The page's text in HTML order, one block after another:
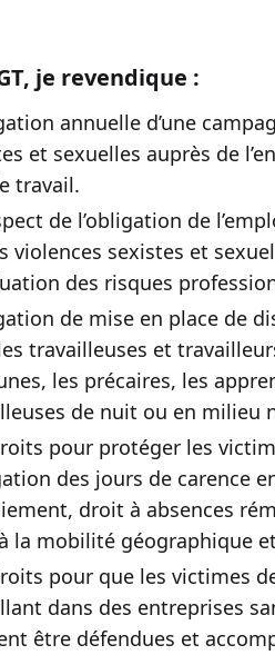
je revendique :
annuelle d’une
et sexuelles auprès de
travail.
de l’obligation de
violences sexistes et
des risques
de mise en place de
travailleuses et
les précaires, les
de nuit ou en milieu
pour protéger les
des jours de carence
droit à absences
la mobilité géographique
pour que les victimes
dans des entreprises
être défendues et